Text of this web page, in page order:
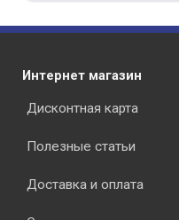
Интернет магазин
Дисконтная карта
Полезные статьи
Доставка и оплата